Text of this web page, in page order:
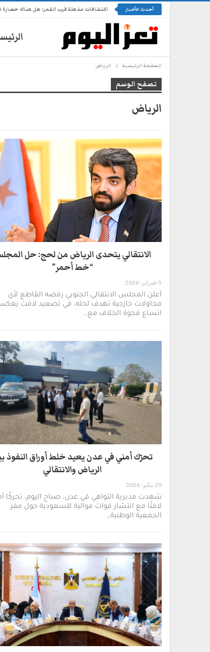
أحدث الأخبار اكتشافات مذهلة قرب القمر: هل هناك حضارة
الصفحة الرئيسية الرياض
تصفح الوسم
الرياض
الانتقالي يتحدى الرياض من لحج: حل
“خط أحمر”
5-فبراير- 2026
​أعلن المجلس الانتقالي الجنوبي رفضه القاطع لأي
محاولات خارجية تهدف لحله، في تصعيد لافت
اتساع فجوة الخلاف مع…
تحرّك أمني في عدن يعيد خلط أوراق النفوذ
الرياض والانتقالي
29-يناير- 2026
شهدت مديرية التواهي في عدن، صباح اليوم، تحركًا
لافتًا مع انتشار قوات موالية للسعودية حول مقر
الجمعية الوطنية…